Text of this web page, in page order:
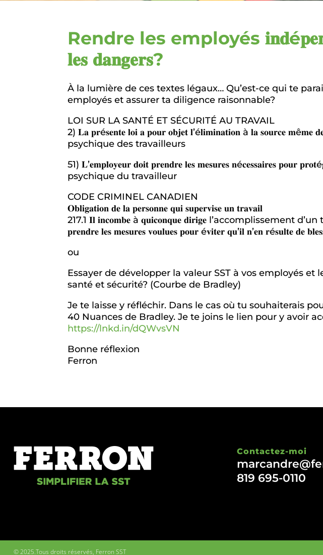
Rendre les employés
𝐥𝐞𝐬 𝐝𝐚𝐧𝐠𝐞𝐫𝐬?
À la lumière de ces textes légaux… Qu’est-ce qui te
employés et assurer ta diligence raisonnable?
LOI SUR LA SANTÉ ET SÉCURITÉ AU TRAVAIL
2) 𝐋𝐚 𝐩𝐫é𝐬𝐞𝐧𝐭𝐞 𝐥𝐨𝐢 𝐚 𝐩𝐨𝐮𝐫 𝐨𝐛𝐣𝐞𝐭 𝐥’é𝐥𝐢𝐦𝐢𝐧𝐚𝐭𝐢𝐨𝐧 à 𝐥𝐚
psychique des travailleurs
51) 𝐋’𝐞𝐦𝐩𝐥𝐨𝐲𝐞𝐮𝐫 𝐝𝐨𝐢𝐭 𝐩𝐫𝐞𝐧𝐝𝐫𝐞 𝐥𝐞𝐬 𝐦𝐞𝐬𝐮𝐫𝐞𝐬 𝐧é𝐜𝐞𝐬𝐬𝐚𝐢𝐫𝐞𝐬 𝐩𝐨𝐮𝐫
psychique du travailleur
CODE CRIMINEL CANADIEN
𝐎𝐛𝐥𝐢𝐠𝐚𝐭𝐢𝐨𝐧 𝐝𝐞 𝐥𝐚 𝐩𝐞𝐫𝐬𝐨𝐧𝐧𝐞 𝐪𝐮𝐢 𝐬𝐮𝐩𝐞𝐫𝐯𝐢𝐬𝐞 𝐮𝐧 𝐭𝐫𝐚𝐯𝐚𝐢𝐥
217.1 𝐈𝐥 𝐢𝐧𝐜𝐨𝐦𝐛𝐞 à 𝐪𝐮𝐢𝐜𝐨𝐧𝐪𝐮𝐞 𝐝𝐢𝐫𝐢𝐠𝐞 l’accomplissement
𝐩𝐫𝐞𝐧𝐝𝐫𝐞 𝐥𝐞𝐬 𝐦𝐞𝐬𝐮𝐫𝐞𝐬 𝐯𝐨𝐮𝐥𝐮𝐞𝐬 𝐩𝐨𝐮𝐫 é𝐯𝐢𝐭𝐞𝐫 𝐪𝐮’𝐢𝐥 𝐧’𝐞𝐧 𝐫é𝐬𝐮𝐥𝐭𝐞 𝐝𝐞
ou
Essayer de développer la valeur SST à vos employés
santé et sécurité? (Courbe de Bradley)
Je te laisse y réfléchir. Dans le cas où tu souhaiterais
40 Nuances de Bradley. Je te joins le lien pour y avoir
https://lnkd.in/dQWvsVN
Bonne réflexion
Ferron
Contactez-moi
819 695-0110
© 2025.Tous droits réservés, Ferron SST